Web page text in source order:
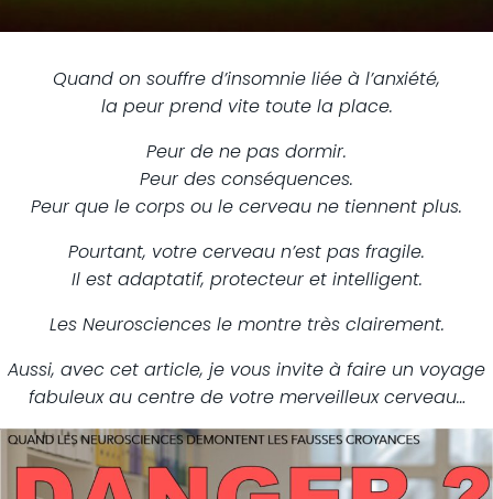
Quand on souffre d’insomnie liée à l’anxiété,
la peur prend vite toute la place.
Peur de ne pas dormir.
Peur des conséquences.
Peur que le corps ou le cerveau ne tiennent plus.
Pourtant, votre cerveau n’est pas fragile.
Il est adaptatif, protecteur et intelligent.
Les Neurosciences le montre très clairement.
Aussi, avec cet article, je vous invite à faire un voyage
fabuleux au centre de votre merveilleux cerveau…